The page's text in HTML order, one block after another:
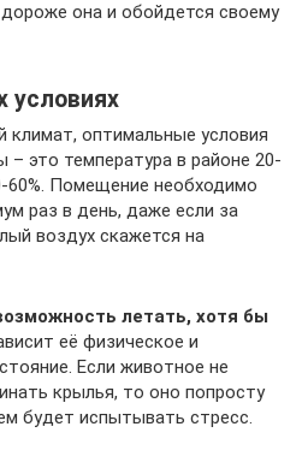
она и обойдется своему
условиях
климат, оптимальные условия
– это температура в районе 20-
60%. Помещение необходимо
раз в день, даже если за
воздух скажется на
летать, хотя бы
её физическое и
Если животное не
крылья, то оно попросту
будет испытывать стресс.